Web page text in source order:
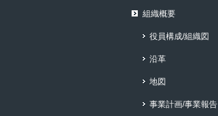
組織概要
役員構成/組織図
沿革
地図
事業計画/事業報告